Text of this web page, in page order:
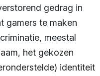
gedrag in
gamers te maken
meestal
het gekozen
identiteit